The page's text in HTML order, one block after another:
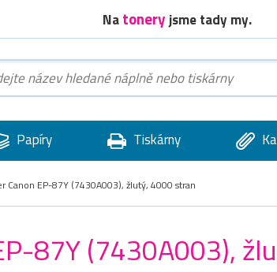
Natoneryjsme tady my.
Papíry Tiskárny
Canon EP-87Y (7430A003), žlutý, 4000 stran
87Y (7430A003),